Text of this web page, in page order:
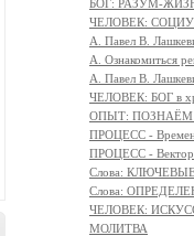
БОГ: РАЗУМ-
ЧЕЛОВЕК:
А. Павел В.
А. Ознакомиться
А. Павел В.
ЧЕЛОВЕК: БОГ в
ОПЫТ: ПОЗНАЁМ
ПРОЦЕСС -
ПРОЦЕСС - Вектор
Слова:
Слова:
ЧЕЛОВЕК:
МОЛИТВА